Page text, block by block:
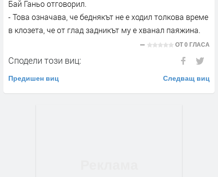
Бай Ганьо отговорил.
- Това означава, че беднякът не е ходил толкова време
в клозета, че от глад задникът му е хванал паяжина.
ОТ0 ГЛАСА
Сподели този виц:
Предишен виц Следващ виц